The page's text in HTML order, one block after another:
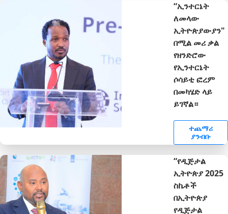
“ኢንተርኔት
ለመላው
ኢትዮጵያውያን"
በሚል መሪ ቃል
የዘንድሮው
የኢንተርኔት
ሶሳይቲ ፎረም
በመካሄድ ላይ
ይገኛል።
ተጨማሪ
ያንብቡ
“የዲጅታል
ኢትዮጵያ 2025
ስኬቶች
በኢትዮጵያ
የዲጅታል